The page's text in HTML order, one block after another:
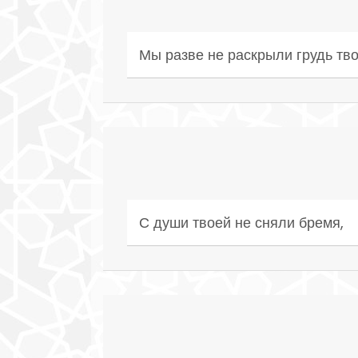
Мы разве не раскрыли грудь
С души твоей не сняли бремя,